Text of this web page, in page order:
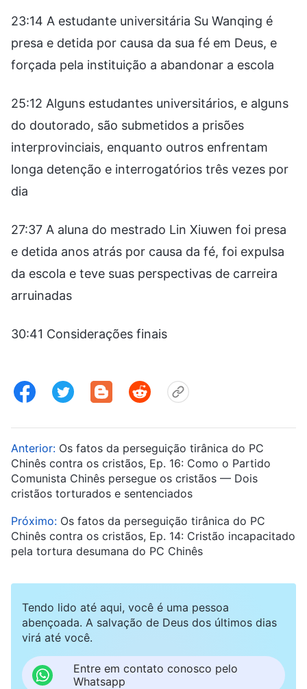
23:14 A estudante universitária Su Wanqing é
presa e detida por causa da sua fé em Deus, e
forçada pela instituição a abandonar a escola
25:12 Alguns estudantes universitários, e alguns
do doutorado, são submetidos a prisões
interprovinciais, enquanto outros enfrentam
longa detenção e interrogatórios três vezes por
dia
27:37 A aluna do mestrado Lin Xiuwen foi presa
e detida anos atrás por causa da fé, foi expulsa
da escola e teve suas perspectivas de carreira
arruinadas
30:41 Considerações finais
Anterior: Os fatos da perseguição tirânica do PC
Chinês contra os cristãos, Ep. 16: Como o Partido
Comunista Chinês persegue os cristãos — Dois
cristãos torturados e sentenciados
Próximo: Os fatos da perseguição tirânica do PC
Chinês contra os cristãos, Ep. 14: Cristão incapacitado
pela tortura desumana do PC Chinês
Tendo lido até aqui, você é uma pessoa
abençoada. A salvação de Deus dos últimos dias
virá até você.
Entre em contato conosco pelo
Whatsapp